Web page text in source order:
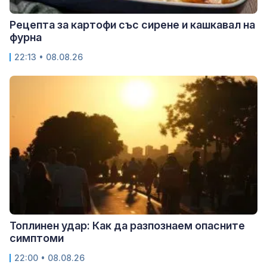
Рецепта за картофи със сирене и кашкавал на
фурна
22:13 • 08.08.26
Топлинен удар: Как да разпознаем опасните
симптоми
22:00 • 08.08.26